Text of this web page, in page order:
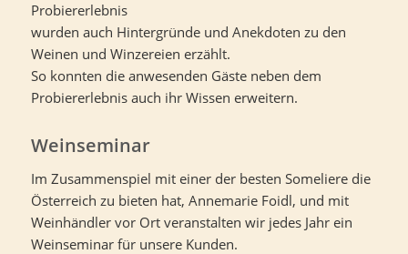
Probiererlebnis
wurden auch Hintergründe und Anekdoten zu den
Weinen und Winzereien erzählt.
So konnten die anwesenden Gäste neben dem
Probiererlebnis auch ihr Wissen erweitern.
Weinseminar
Im Zusammenspiel mit einer der besten Someliere die
Österreich zu bieten hat, Annemarie Foidl, und mit
Weinhändler vor Ort veranstalten wir jedes Jahr ein
Weinseminar für unsere Kunden.